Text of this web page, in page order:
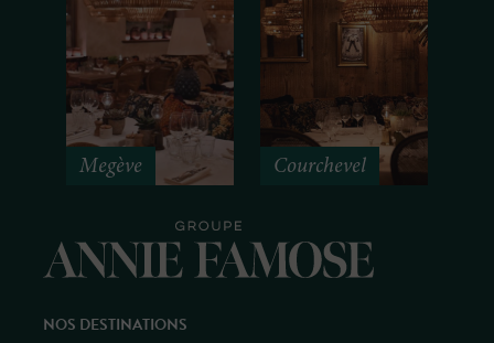
Megève Courchevel
NOS DESTINATIONS